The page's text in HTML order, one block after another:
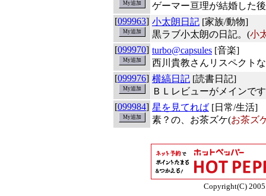
ゲーマー亘理が結婚した
[099963] 小太朗日記 [家族/動物]
黒ラブ小太朗の日記。(小
[099970] turbo@capsules [音楽]
西川貴教さんリスペクト
[099976] 横縞日記 [読書日記]
ＢＬレビューがメインで
[099984] 星を見てれば [日常/生活]
素？の、お茶ズケ(お茶ズ
Copyright(C)